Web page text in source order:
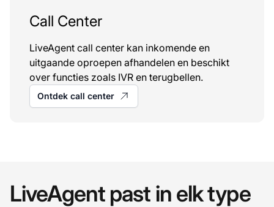
Call Center
LiveAgent call center kan inkomende en
uitgaande oproepen afhandelen en beschikt
over functies zoals IVR en terugbellen.
Ontdek call center
LiveAgent past in elk type